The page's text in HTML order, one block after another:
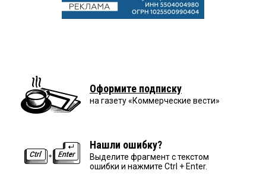
Оформите подписку
на газету «Коммерческие вести»
Нашли ошибку?
Выделите фрагмент с текстом
ошибки и нажмите Ctrl + Enter.